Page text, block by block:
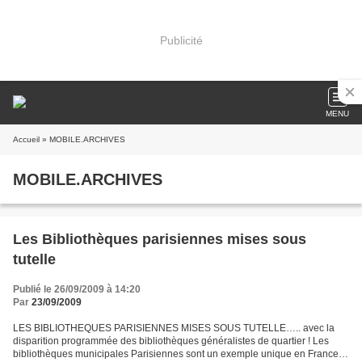
Publicité
MENU
Accueil » MOBILE.ARCHIVES
MOBILE.ARCHIVES
Les Bibliothèques parisiennes mises sous
tutelle
Publié le 26/09/2009 à 14:20
Par 23/09/2009
LES BIBLIOTHEQUES PARISIENNES MISES SOUS TUTELLE….. avec la
disparition programmée des bibliothèques généralistes de quartier ! Les
bibliothèques municipales Parisiennes sont un exemple unique en France.